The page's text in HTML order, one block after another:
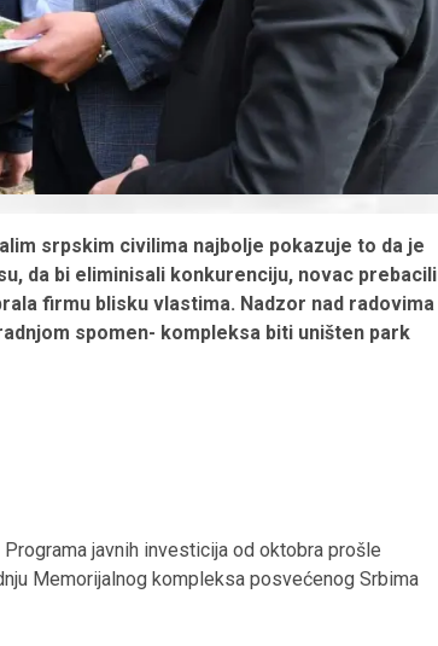
srpskim civilima najbolje pokazuje to da je
da bi eliminisali konkurenciju, novac prebacili
firmu blisku vlastima. Nadzor nad radovima
spomen- kompleksa biti uništen park
javnih investicija od oktobra prošle
Memorijalnog kompleksa posvećenog Srbima